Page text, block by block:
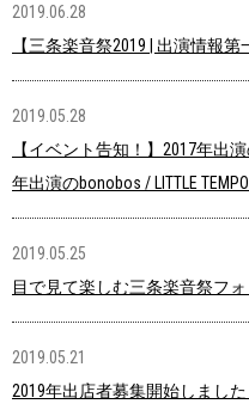
2019.06.28
【三条楽音祭2019 | 出演情報第
2019.05.28
【イベント告知！】2017年出
年出演のbonobos / LITTLE
2019.05.25
目で見て楽しむ三条楽音祭フ
2019.05.21
2019年出店者募集開始しました